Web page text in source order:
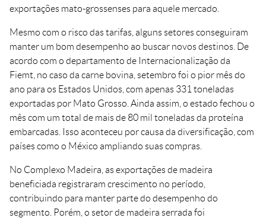
exportações mato-grossenses para aquele mercado.
Mesmo com o risco das tarifas, alguns setores conseguiram
manter um bom desempenho ao buscar novos destinos. De
acordo com o departamento de Internacionalização da
Fiemt, no caso da carne bovina, setembro foi o pior mês do
ano para os Estados Unidos, com apenas 331 toneladas
exportadas por Mato Grosso. Ainda assim, o estado fechou o
mês com um total de mais de 80 mil toneladas da proteína
embarcadas. Isso aconteceu por causa da diversificação, com
países como o México ampliando suas compras.
No Complexo Madeira, as exportações de madeira
beneficiada registraram crescimento no período,
contribuindo para manter parte do desempenho do
segmento. Porém, o setor de madeira serrada foi